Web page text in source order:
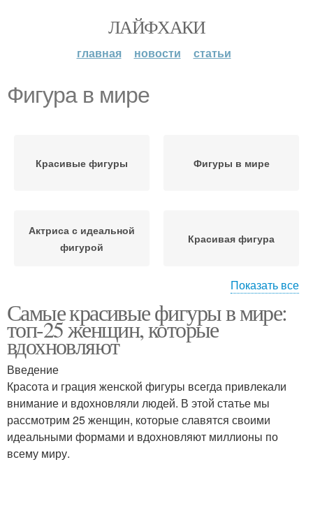
ЛАЙФХАКИ
главная новости статьи
Фигура в мире
Красивые фигуры Фигуры в мире
Актриса с идеальной
фигурой
Красивая фигура
Женская фигура Фигура с течения
Красоты для женской
фигуры
Женские фигуры
Фигура за последние
Показать все
Самые красивые фигуры в мире:
топ-25 женщин, которые
вдохновляют
Введение
Красота и грация женской фигуры всегда привлекали
внимание и вдохновляли людей. В этой статье мы
рассмотрим 25 женщин, которые славятся своими
идеальными формами и вдохновляют миллионы по
всему миру.